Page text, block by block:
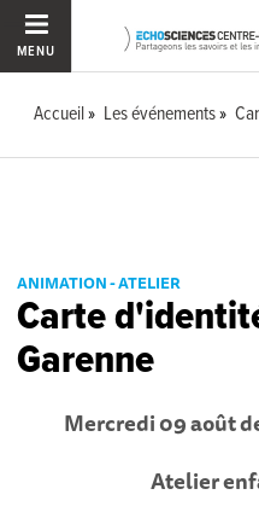
MENU
Accueil Les événements
ANIMATION - ATELIER
Carte
Garenne
Mercredi 09 août
Atelier